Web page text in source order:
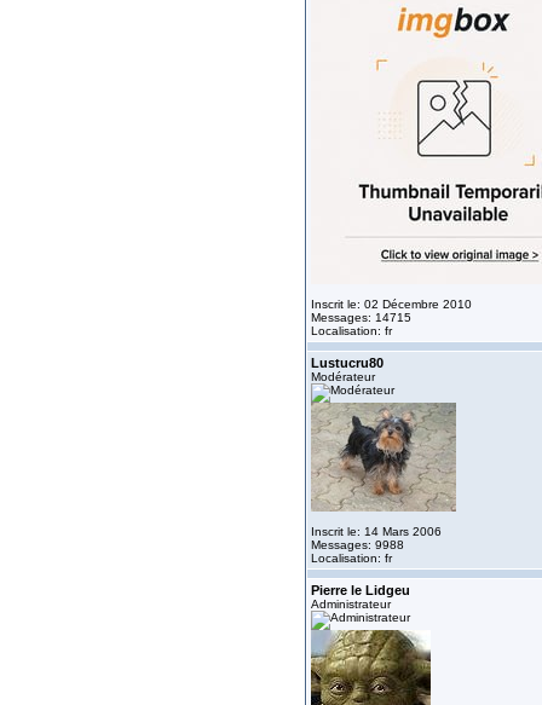
Inscrit le: 02 Décembre 2010
Messages: 14715
Localisation: fr
Lustucru80
Modérateur
Inscrit le: 14 Mars 2006
Messages: 9988
Localisation: fr
Pierre le Lidgeu
Administrateur